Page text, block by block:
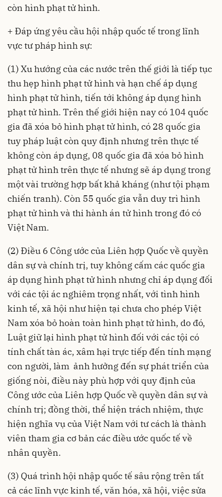
còn hình phạt tử hình.
+ Đáp ứng yêu cầu hội nhập quốc tế trong lĩnh
vực tư pháp hình sự:
(1) Xu hướng của các nước trên thế giới là tiếp tục
thu hẹp hình phạt tử hình và hạn chế áp dụng
hình phạt tử hình, tiến tới không áp dụng hình
phạt tử hình. Trên thế giới hiện nay có 104 quốc
gia đã xóa bỏ hình phạt tử hình, có 28 quốc gia
tuy pháp luật còn quy định nhưng trên thực tế
không còn áp dụng, 08 quốc gia đã xóa bỏ hình
phạt tử hình trên thực tế nhưng sẽ áp dụng trong
một vài trường hợp bất khả kháng (như tội phạm
chiến tranh). Còn 55 quốc gia vẫn duy trì hình
phạt tử hình và thi hành án tử hình trong đó có
Việt Nam.
(2) Điều 6 Công ước của Liên hợp Quốc về quyền
dân sự và chính trị, tuy không cấm các quốc gia
áp dụng hình phạt tử hình nhưng chỉ áp dụng đối
với các tội ác nghiêm trọng nhất, với tình hình
kinh tế, xã hội như hiện tại chưa cho phép Việt
Nam xóa bỏ hoàn toàn hình phạt tử hình, do đó,
Luật giữ lại hình phạt tử hình đối với các tội có
tính chất tàn ác, xâm hại trực tiếp đến tính mạng
con người, làm ảnh hưởng đến sự phát triển của
giống nòi, điều này phù hợp với quy định của
Công ước của Liên hợp Quốc về quyền dân sự và
chính trị; đồng thời, thể hiện trách nhiệm, thực
hiện nghĩa vụ của Việt Nam với tư cách là thành
viên tham gia cơ bản các điều ước quốc tế về
nhân quyền.
(3) Quá trình hội nhập quốc tế sâu rộng trên tất
cả các lĩnh vực kinh tế, văn hóa, xã hội, việc sửa